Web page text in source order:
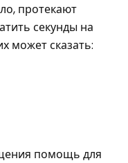
протекают
секунды на
может сказать:
помощь для